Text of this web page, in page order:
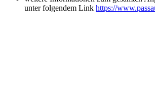
unter folgendem Link https://